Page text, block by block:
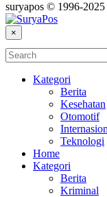
suryapos © 1996-
×
Kategori
Berita
Kesehatan
Otomotif
Teknologi
Home
Kategori
Berita
Kriminal